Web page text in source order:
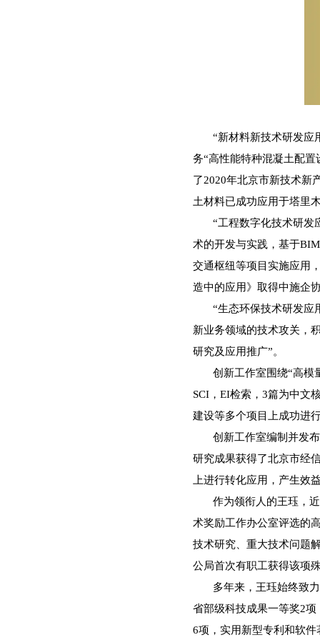
“新材料新技术研发应
务“高性能特种混凝土配置
了2020年北京市新技术新
土材料已成功应用于塔里
“工程数字化技术研发
术的开发与实践，基于
交通枢纽等项目实施应用
造中的应用》取得中施企
“生态环保技术研发应
新业务领域的技术攻关，
研究及应用推广”。
创新工作室围绕“高模
SCI，EI检索，3篇为中文
建设等多个项目上成功进
创新工作室编制并发
研究成果获得了北京市经
上进行转化应用，产生效
作为领衔人的王珏，
术奖励工作办公室评选的
技术研究、重大技术问题
公局首次有职工获得该项
多年来，王珏始终致
省部级科技成果一等奖2
6项，实用新型专利和软